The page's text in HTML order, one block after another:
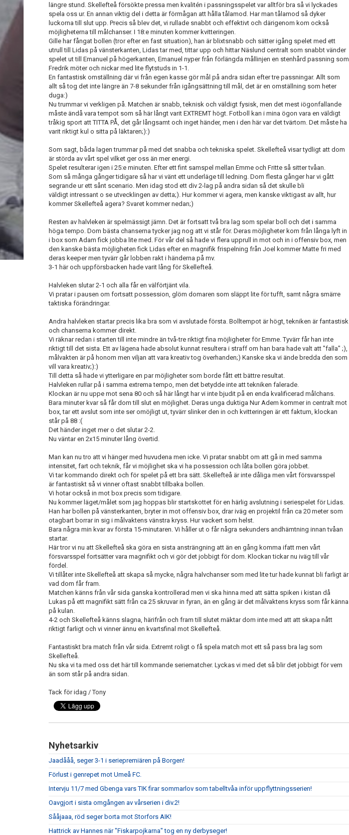
längre stund. Skellefteå försökte pressa men kvalitén i passningsspelet var alltför bra så vi lyckades
spela oss ur. En annan viktig del i detta är förmågan att hålla tålamod. Har man tålamod så dyker
luckorna till slut upp. Precis så blev det, vi rullade snabbt och effektivt och därigenom kom också
möjligheterna till målchanser. I 18:e minuten kommer kvitteringen.
Gille har fångat bollen (tror efter en fast situation), han är blixtsnabb och sätter igång spelet med ett
utrull till Lidas på vänsterkanten, Lidas tar med, tittar upp och hittar Näslund centralt som snabbt vänder
spelet ut till Emanuel på högerkanten, Emanuel nyper från förlängda mållinjen en stenhård passning som
Fredrik möter och nickar med lite flytstuds in 1-1.
En fantastisk omställning där vi från egen kasse gör mål på andra sidan efter tre passningar. Allt som
allt så tog det inte längre än 7-8 sekunder från igångsättning till mål, det är en omställning som heter
duga:)
Nu trummar vi verkligen på. Matchen är snabb, teknisk och väldigt fysisk, men det mest iögonfallande
måste ändå vara tempot som så här långt varit EXTREMT högt. Fotboll kan i mina ögon vara en väldigt
tråkig sport att TITTA PÅ, det går långsamt och inget händer, men i den här var det tvärtom. Det måste ha
varit riktigt kul o sitta på läktaren;):)
Som sagt, båda lagen trummar på med det snabba och tekniska spelet. Skellefteå visar tydligt att dom
är störda av vårt spel vilket ger oss än mer energi.
Spelet resulterar igen i 25:e minuten. Efter ett fint samspel mellan Emme och Fritte så sitter tvåan.
Som så många gånger tidigare så har vi vänt ett underläge till ledning. Dom flesta gånger har vi gått
segrande ur ett sånt scenario. Men idag stod ett div 2-lag på andra sidan så det skulle bli
väldigt intressant o se utvecklingen av detta;). Hur kommer vi agera, men kanske viktigast av allt, hur
kommer Skellefteå agera? Svaret kommer nedan;)
Resten av halvleken är spelmässigt jämn. Det är fortsatt två bra lag som spelar boll och det i samma
höga tempo. Dom bästa chanserna tycker jag nog att vi står för. Deras möjligheter kom från långa lyft in
i box som Adam fick jobba lite med. För vår del så hade vi flera upprull in mot och in i offensiv box, men
den kanske bästa möjligheten fick Lidas efter en magnifik frispelning från Joel kommer Matte fri med
deras keeper men tyvärr går lobben rakt i händerna på mv.
3-1 här och uppförsbacken hade varit lång för Skellefteå.
Halvleken slutar 2-1 och alla får en välförtjänt vila.
Vi pratar i pausen om fortsatt possession, glöm domaren som släppt lite för tufft, samt några smärre
taktiska förändringar.
Andra halvleken startar precis lika bra som vi avslutade första. Bolltempot är högt, tekniken är fantastisk
och chanserna kommer direkt.
Vi räknar redan i starten till inte mindre än två-tre riktigt fina möjligheter för Emme. Tyvärr får han inte
riktigt till det sista. Ett av lägena hade absolut kunnat resultera i straff om han bara hade valt att "falla" ;),
målvakten är på honom men viljan att vara kreativ tog överhanden;) Kanske ska vi ände bredda den som
vill vara kreativ;):)
Till detta så hade vi ytterligare en par möjligheter som borde fått ett bättre resultat.
Halvleken rullar på i samma extrema tempo, men det betydde inte att tekniken falerade.
Klockan är nu uppe mot sena 80 och så här långt har vi inte bjudit på en enda kvalificerad målchans.
Bara minuter kvar så får dom till slut en möjlighet. Deras unga duktiga Nur Adem kommer in centralt mot
box, tar ett avslut som inte ser omöjligt ut, tyvärr slinker den in och kvitteringen är ett faktum, klockan
står på 88 :(
Det händer inget mer o det slutar 2-2.
Nu väntar en 2x15 minuter lång övertid.
Man kan nu tro att vi hänger med huvudena men icke. Vi pratar snabbt om att gå in med samma
intensitet, fart och teknik, får vi möjlighet ska vi ha possession och låta bollen göra jobbet.
Vi tar kommando direkt och för spelet på ett bra sätt. Skellefteå är inte dåliga men vårt försvarsspel
är fantastiskt så vi vinner oftast snabbt tillbaka bollen.
Vi hotar också in mot box precis som tidigare.
Nu kommer läget/målet som jag hoppas blir startskottet för en härlig avslutning i seriespelet för Lidas.
Han har bollen på vänsterkanten, bryter in mot offensiv box, drar iväg en projektil från ca 20 meter som
otagbart borrar in sig i målvaktens vänstra kryss. Hur vackert som helst.
Bara några min kvar av första 15-minutaren. Vi håller ut o får några sekunders andhämtning innan tvåan
startar.
Här tror vi nu att Skellefteå ska göra en sista ansträngning att än en gång komma ifatt men vårt
försvarsspel fortsätter vara magnifikt och vi gör det jobbigt för dom. Klockan tickar nu iväg till vår
fördel.
Vi tillåter inte Skellefteå att skapa så mycke, några halvchanser som med lite tur hade kunnat bli farligt är
vad dom får fram.
Matchen känns från vår sida ganska kontrollerad men vi ska hinna med att sätta spiken i kistan då
Lukas på ett magnifikt sätt från ca 25 skruvar in fyran, än en gång är det målvaktens kryss som får känna
på kulan.
4-2 och Skellefteå känns slagna, härifrån och fram till slutet mäktar dom inte med att att skapa nått
riktigt farligt och vi vinner ännu en kvartsfinal mot Skellefteå.
Fantastiskt bra match från vår sida. Extremt roligt o få spela match mot ett så pass bra lag som
Skellefteå.
Nu ska vi ta med oss det här till kommande seriematcher. Lyckas vi med det så blir det jobbigt för vem
än som står på andra sidan.
Tack för idag / Tony
Nyhetsarkiv
Jaadååå, seger 3-1 i seriepremiären på Borgen!
Förlust i genrepet mot Umeå FC.
Intervju 11/7 med Gbenga vars TIK firar sommarlov som tabelltvåa inför uppflyttningsserien!
Oavgjort i sista omgången av vårserien i div.2!
Sååjaaa, röd seger borta mot Storfors AIK!
Hattrick av Hannes när "Fiskarpojkarna" tog en ny derbyseger!